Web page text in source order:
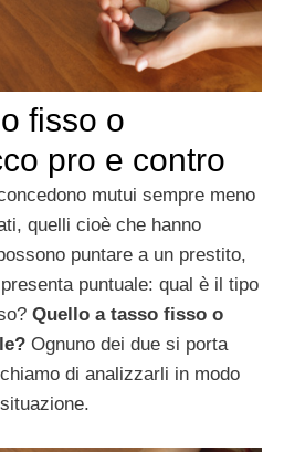
fisso o
pro e contro
mutui sempre meno
quelli cioè che hanno
puntare a un prestito,
puntuale: qual è il tipo
Quello a tasso fisso o
Ognuno dei due si porta
di analizzarli in modo